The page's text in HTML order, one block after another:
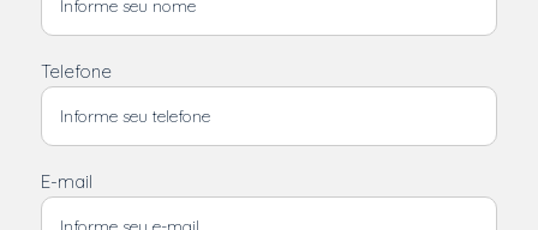
Telefone
E-mail